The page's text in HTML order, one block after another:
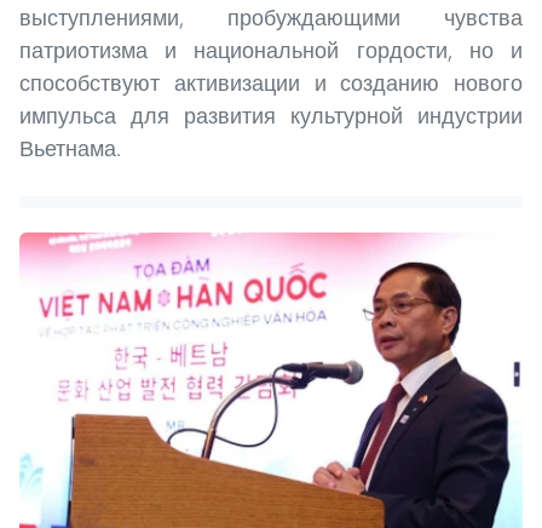
выступлениями, пробуждающими чувства
патриотизма и национальной гордости, но и
способствуют активизации и созданию нового
импульса для развития культурной индустрии
Вьетнама.